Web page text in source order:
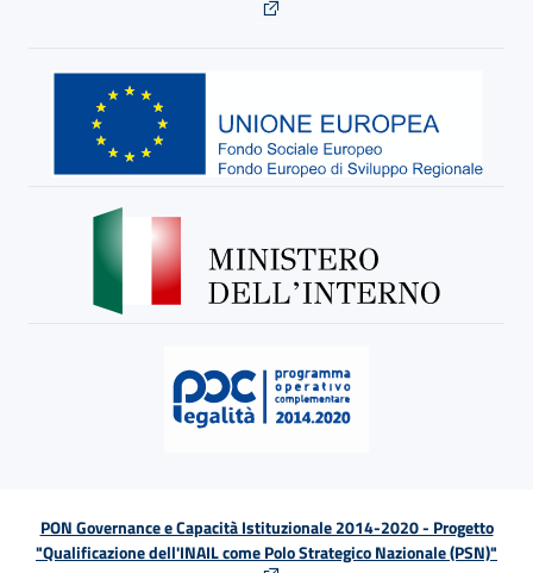
PON Governance e Capacità Istituzionale 2014-2020 - Progetto
"Qualificazione dell'INAIL come Polo Strategico Nazionale (PSN)"